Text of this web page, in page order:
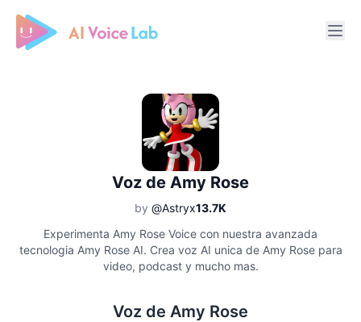
Free AI Cover & AI Voice Over
Voz de Amy Rose
by @Astryx13.7K
Experimenta Amy Rose Voice con nuestra avanzada
tecnologia Amy Rose AI. Crea voz AI unica de Amy Rose para
video, podcast y mucho mas.
Voz de Amy Rose